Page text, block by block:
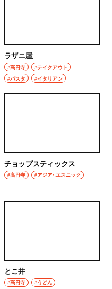
ラザニ屋
#高円寺
#テイクアウト
#パスタ
#イタリアン
チョップスティックス
#高円寺 #アジア・エスニック
とこ井
#高円寺 #うどん